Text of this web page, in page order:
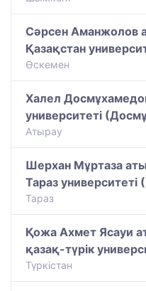
Сәрсен Аманжолов
Қазақстан
Өскемен
Халел
университеті
Атырау
Шерхан Мұртаза
Тараз университеті
Тараз
Қожа Ахмет Ясауи
қазақ-түрiк
Түркістан